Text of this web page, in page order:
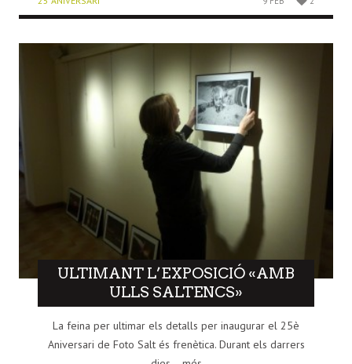
ULTIMANT L’EXPOSICIÓ «AMB
ULLS SALTENCS»
La feina per ultimar els detalls per inaugurar el 25è
Aniversari de Foto Salt és frenètica. Durant els darrers